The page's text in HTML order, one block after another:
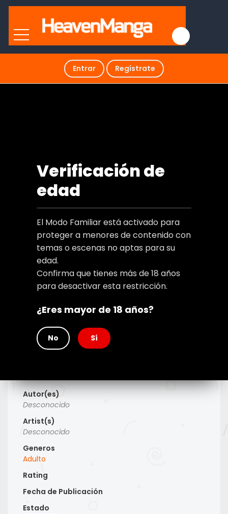
Entrar Regístrate
Verificación de
edad
El Modo Familiar está activado para
proteger a menores de contenido con
temas o escenas no aptas para su
edad.
Confirma que tienes más de 18 años
para desactivar esta restricción.
¿Eres mayor de 18 años?
No Sí
Type
Manga
Desconocido
Autor(es)
Desconocido
Artist(s)
Desconocido
Generos
Adulto
Rating
Fecha de Publicación
Estado